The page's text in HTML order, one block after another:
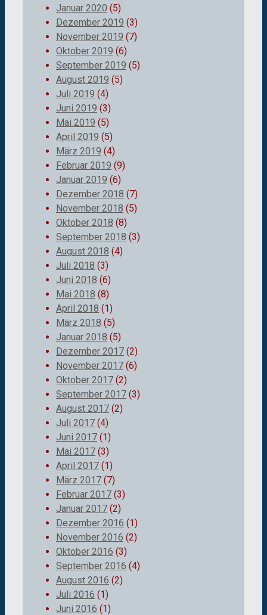
Januar 2020 (5)
Dezember 2019 (3)
November 2019 (7)
Oktober 2019 (6)
September 2019 (5)
August 2019 (5)
Juli 2019 (4)
Juni 2019 (3)
Mai 2019 (5)
April 2019 (5)
März 2019 (4)
Februar 2019 (9)
Januar 2019 (6)
Dezember 2018 (7)
November 2018 (5)
Oktober 2018 (8)
September 2018 (3)
August 2018 (4)
Juli 2018 (3)
Juni 2018 (6)
Mai 2018 (8)
April 2018 (1)
März 2018 (5)
Januar 2018 (5)
Dezember 2017 (2)
November 2017 (6)
Oktober 2017 (2)
September 2017 (3)
August 2017 (2)
Juli 2017 (4)
Juni 2017 (1)
Mai 2017 (3)
April 2017 (1)
März 2017 (7)
Februar 2017 (3)
Januar 2017 (2)
Dezember 2016 (1)
November 2016 (2)
Oktober 2016 (3)
September 2016 (4)
August 2016 (2)
Juli 2016 (1)
Juni 2016 (1)